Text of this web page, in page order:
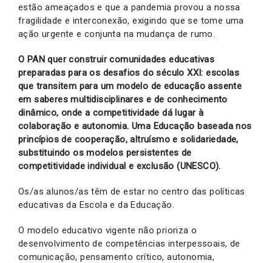
estão ameaçados e que a pandemia provou a nossa
fragilidade e interconexão, exigindo que se tome uma
ação urgente e conjunta na mudança de rumo.
O PAN quer construir comunidades educativas
preparadas para os desafios do século XXI: escolas
que transitem para um modelo de educação assente
em saberes multidisciplinares e de conhecimento
dinâmico, onde a competitividade dá lugar à
colaboração e autonomia. Uma Educação baseada nos
princípios de cooperação, altruísmo e solidariedade,
substituindo os modelos persistentes de
competitividade individual e exclusão (UNESCO).
Os/as alunos/as têm de estar no centro das políticas
educativas da Escola e da Educação.
O modelo educativo vigente não prioriza o
desenvolvimento de competências interpessoais, de
comunicação, pensamento crítico, autonomia,